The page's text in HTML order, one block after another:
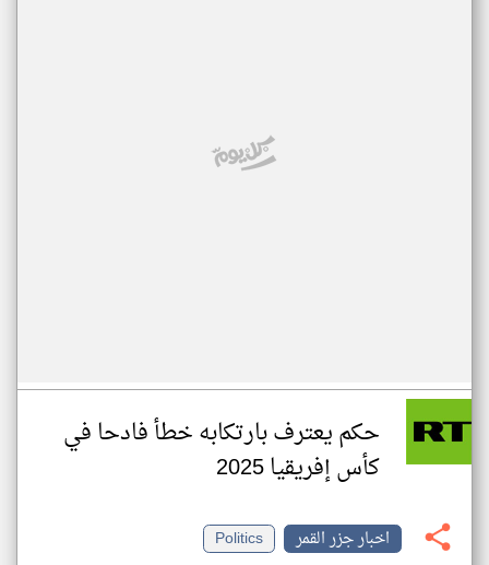
حكم يعترف بارتكابه خطأ فادحا في
كأس إفريقيا 2025
اخبار جزر القمر
Politics